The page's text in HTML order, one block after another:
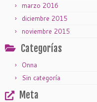
marzo 2016
diciembre 2015
noviembre 2015
Categorías
Onna
Sin categoría
Meta